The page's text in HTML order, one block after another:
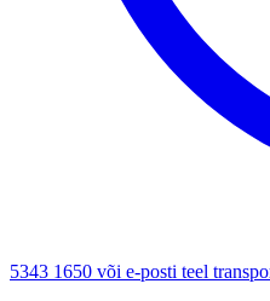
5343 1650 või e-posti teel